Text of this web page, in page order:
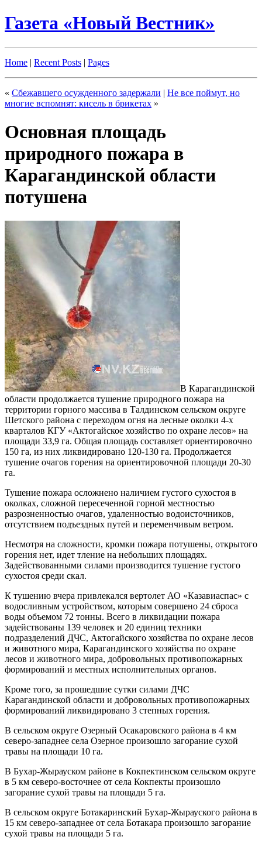
Газета «Новый Вестник»
Home | Recent Posts | Pages
« Сбежавшего осужденного задержали | Не все поймут, но
многие вспомнят: кисель в брикетах »
Основная площадь
природного пожара в
Карагандинской области
потушена
В Карагандинской
области продолжается тушение природного пожара на
территории горного массива в Талдинском сельском округе
Шетского района с переходом огня на лесные околки 4-х
кварталов КГУ «Актогайское хозяйство по охране лесов» на
площади 33,9 га. Общая площадь составляет ориентировочно
150 га, из них ликвидировано 120-130 га. Продолжается
тушение очагов горения на ориентировочной площади 20-30
га.
Тушение пожара осложнено наличием густого сухостоя в
околках, сложной пересеченной горной местностью
разрозненностью очагов, удаленностью водоисточников,
отсутствием подъездных путей и переменчивым ветром.
Несмотря на сложности, кромки пожара потушены, открытого
горения нет, идет тление на небольших площадях.
Задействованными силами производится тушение густого
сухостоя среди скал.
К тушению вчера привлекался вертолет АО «Казавиаспас» с
водосливным устройством, которым совершено 24 сброса
воды объемом 72 тонны. Всего в ликвидации пожара
задействованы 139 человек и 20 единиц техники
подразделений ДЧС, Актогайского хозяйства по охране лесов
и животного мира, Карагандинского хозяйства по охране
лесов и животного мира, добровольных противопожарных
формирований и местных исполнительных органов.
Кроме того, за прошедшие сутки силами ДЧС
Карагандинской области и добровольных противопожарных
формирований ликвидировано 3 степных горения.
В сельском округе Озерный Осакаровского района в 4 км
северо-западнее села Озерное произошло загорание сухой
травы на площади 10 га.
В Бухар-Жырауском районе в Кокпектинском сельском округе
в 5 км северо-восточнее от села Кокпекты произошло
загорание сухой травы на площади 5 га.
В сельском округе Ботакаринский Бухар-Жырауского района в
15 км северо-западнее от села Ботакара произошло загорание
сухой травы на площади 5 га.